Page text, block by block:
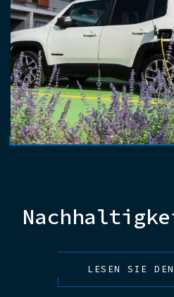
LESEN SIE